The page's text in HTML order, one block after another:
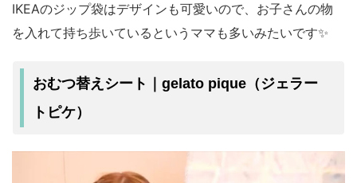
IKEAのジップ袋はデザインも可愛いので、お子さんの物
を入れて持ち歩いているというママも多いみたいです✨
おむつ替えシート｜gelato pique（ジェラー
トピケ）